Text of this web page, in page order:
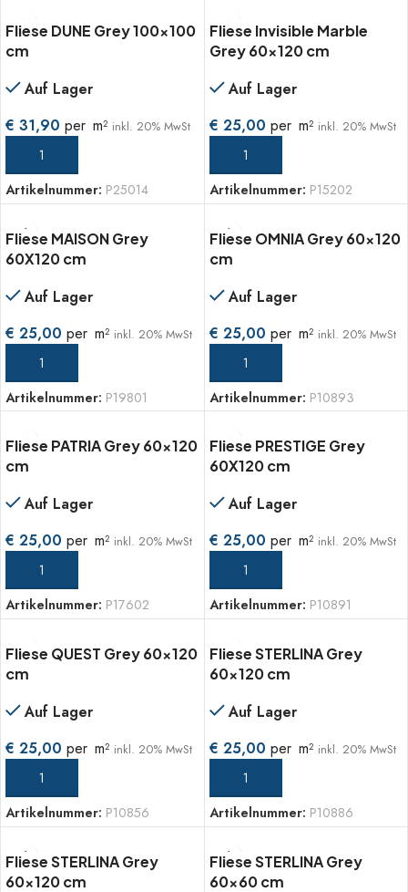
Fliese DUNE Grey 100×100
cm
Auf Lager
€ 31,90 per m2 inkl. 20% MwSt
IN DEN WARENKORB
Artikelnummer: P25014
Fliese Invisible Marble
Grey 60×120 cm
Auf Lager
€ 25,00 per m2 inkl. 20% MwSt
IN DEN WARENKORB
Artikelnummer: P15202
Fliese MAISON Grey
60X120 cm
Auf Lager
€ 25,00 per m2 inkl. 20% MwSt
IN DEN WARENKORB
Artikelnummer: P19801
Fliese OMNIA Grey 60×120
cm
Auf Lager
€ 25,00 per m2 inkl. 20% MwSt
IN DEN WARENKORB
Artikelnummer: P10893
Fliese PATRIA Grey 60×120
cm
Auf Lager
€ 25,00 per m2 inkl. 20% MwSt
IN DEN WARENKORB
Artikelnummer: P17602
Fliese PRESTIGE Grey
60X120 cm
Auf Lager
€ 25,00 per m2 inkl. 20% MwSt
IN DEN WARENKORB
Artikelnummer: P10891
Fliese QUEST Grey 60×120
cm
Auf Lager
€ 25,00 per m2 inkl. 20% MwSt
IN DEN WARENKORB
Artikelnummer: P10856
Fliese STERLINA Grey
60×120 cm
Auf Lager
€ 25,00 per m2 inkl. 20% MwSt
IN DEN WARENKORB
Artikelnummer: P10886
Fliese STERLINA Grey
60×120 cm
Fliese STERLINA Grey
60×60 cm